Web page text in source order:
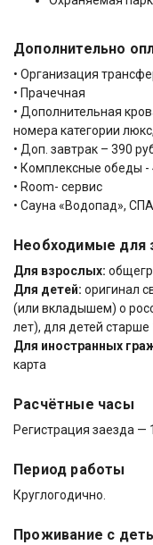
Дополнительно
• Организация
• Прачечная
• Дополнительная
номера категории
• Доп. завтрак – 390
• Комплексные обеды -
• Room- сервис
• Сауна «Водопад»,
Необходимые для
Для взрослых:
Для детей: оригинал
(или вкладышем) о
лет), для детей старше
Для иностранных
карта
Расчётные часы
Регистрация заезда —
Период работы
Круглогодично.
Проживание с